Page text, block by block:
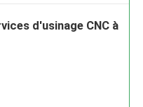
d'usinage CNC à